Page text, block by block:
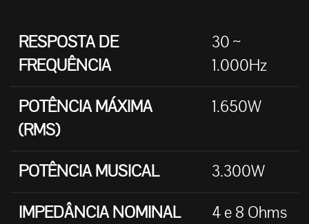
RESPOSTA DE
FREQUÊNCIA
30 ~
1.000Hz
POTÊNCIA MÁXIMA
(RMS)
1.650W
POTÊNCIA MUSICAL
3.300W
IMPEDÂNCIA NOMINAL
4 e 8 Ohms